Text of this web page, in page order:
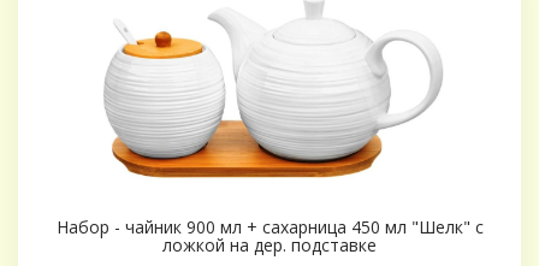
Набор - чайник 900 мл + сахарница 450 мл "Шелк" с
ложкой на дер. подставке